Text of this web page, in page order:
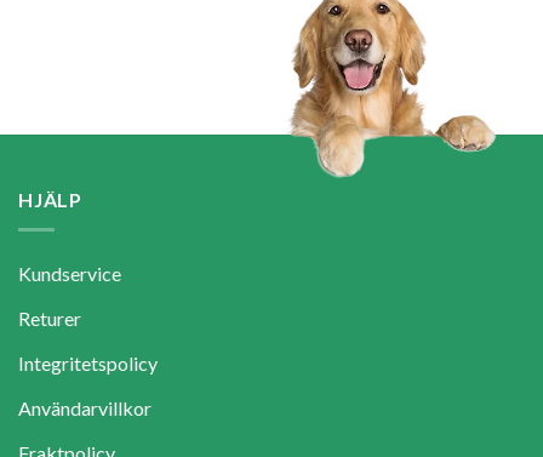
HJÄLP
Kundservice
Returer
Integritetspolicy
Användarvillkor